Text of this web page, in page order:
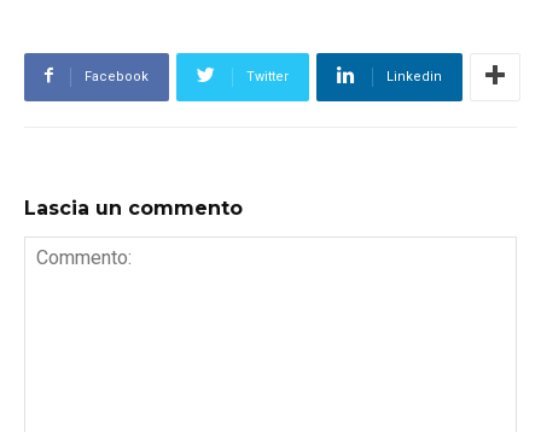
Facebook Twitter Linkedin
Lascia un commento